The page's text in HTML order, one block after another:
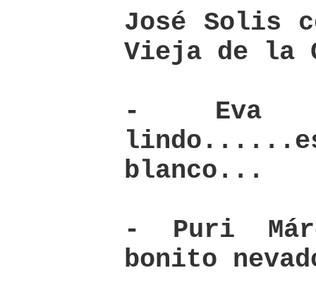
José Solis
Vieja de la
- Eva
blanco...
- Puri
bonito